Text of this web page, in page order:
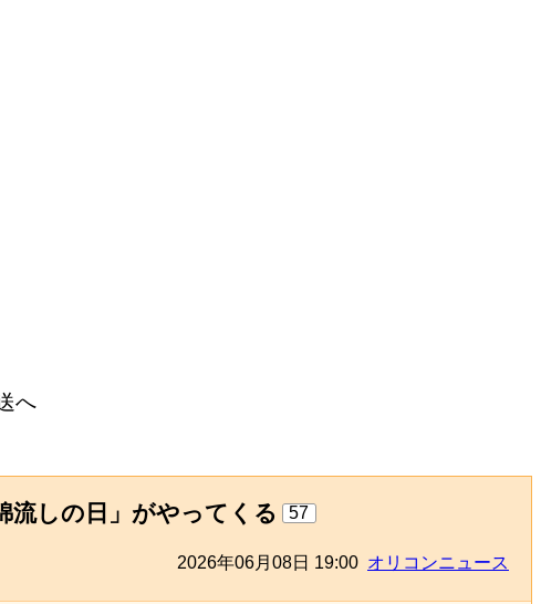
へ
流しの日」がやってくる 57
2026年06月08日 19:00 オリコンニュース